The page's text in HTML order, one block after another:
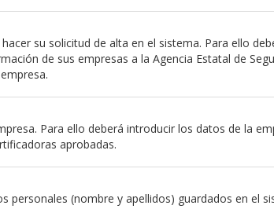
su solicitud de alta en el sistema. Para ello
de sus empresas a la Agencia Estatal de
Para ello deberá introducir los datos de la
aprobadas.
personales (nombre y apellidos) guardados en el